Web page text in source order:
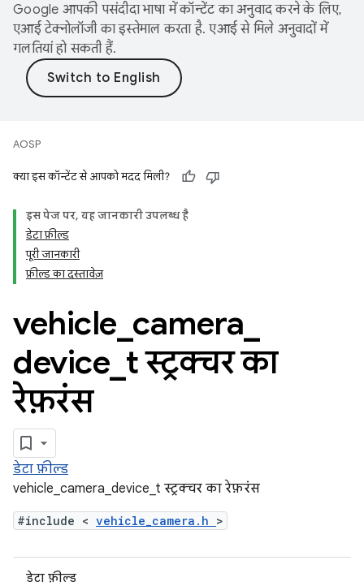
Google आपकी पसंदीदा भाषा में कॉन्टेंट का अनुवाद करने के लिए,
एआई टेक्नोलॉजी का इस्तेमाल करता है. एआई से मिले अनुवादों में
गलतियां हो सकती हैं.
AOSP
क्या इस कॉन्टेंट से आपको मदद मिली?
इस पेज पर, यह जानकारी उपलब्ध है
डेटा फ़ील्ड
पूरी जानकारी
फ़ील्ड का दस्तावेज़
vehicle camera
device t स्ट्रक्चर का
रेफ़रंस
डेटा फ़ील्ड
vehicle_camera_device_t स्ट्रक्चर का रेफ़रंस
#include < vehicle_camera.h >
डेटा फ़ील्ड